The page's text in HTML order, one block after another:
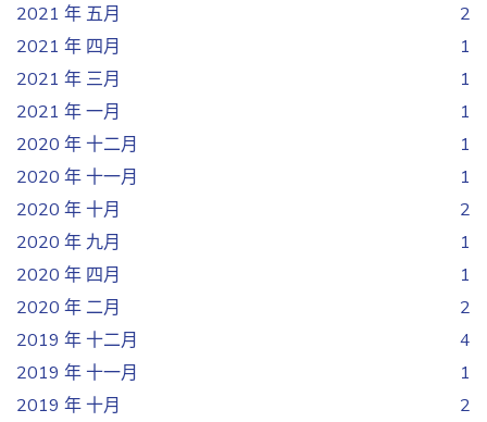
2021 年 五月
2
2021 年 四月
1
2021 年 三月
1
2021 年 一月
1
2020 年 十二月
1
2020 年 十一月
1
2020 年 十月
2
2020 年 九月
1
2020 年 四月
1
2020 年 二月
2
2019 年 十二月
4
2019 年 十一月
1
2019 年 十月
2